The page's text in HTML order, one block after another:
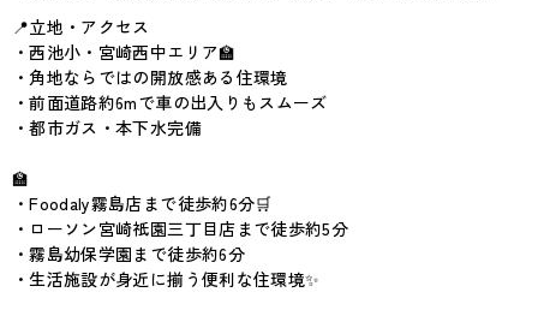
📍立地・アクセス
・西池小・宮崎西中エリア🏫
・角地ならではの開放感ある住環境
・前面道路約6mで車の出入りもスムーズ
・都市ガス・本下水完備
🏫
・Foodaly霧島店まで徒歩約6分🛒
・ローソン宮崎祇園三丁目店まで徒歩約5分
・霧島幼保学園まで徒歩約6分
・生活施設が身近に揃う便利な住環境✨